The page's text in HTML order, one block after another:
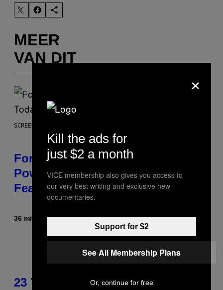
MEER
VAN DIT
SCREENSHOT: EPIC GAMES
Fortnite Gem Hours Start Time:
Power Hour Today Schedule and
Featured Sprites
36 minuten geledenDoorBrent Koepp
23 Years Ago, a Reality TV Show
×
Kill the ads for
just $2 a month
VICE membership also gives you access to
our very best writing and exclusive new
documentaries.
Support for $2
See All Membership Plans
Or, continue for free